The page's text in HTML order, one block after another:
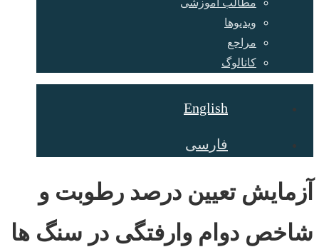
مطالب آموزشی
ویدیوها
مراجع
کاتالوگ
English
فارسی
آزمایش تعیین درصد رطوبت و
شاخص دوام وارفتگی در سنگ ها